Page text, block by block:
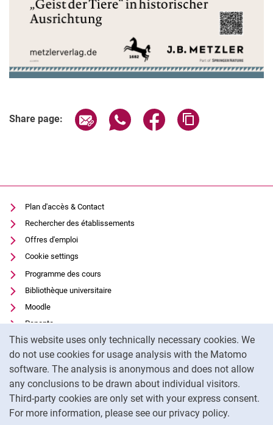
This website uses only technically necessary cookies. We
do not use cookies for usage analysis with the Matomo
software. The analysis is anonymous and does not allow
any conclusions to be drawn about individual visitors.
Third-party cookies are only set with your express consent.
For more information, please see our privacy policy.
Share page: Share page via email
Share page via WhatsApp
Share page via
Plan d'accès & Contact
Rechercher des établissements
Offres d'emploi
Cookie settings
Programme des cours
Bibliothèque universitaire
Moodle
Panopto
Protection des données
Accessibilité
Utilisation transparente de l'IA